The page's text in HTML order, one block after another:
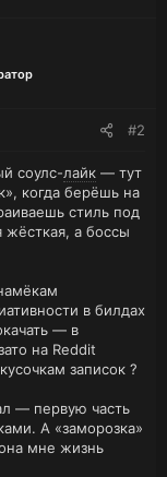
#2
соулс-лайк — тут
когда берёшь на
стиль под
жёсткая, а боссы
в билдах
— в
на Reddit
записок ?
— первую часть
А «заморозка»
мне жизнь